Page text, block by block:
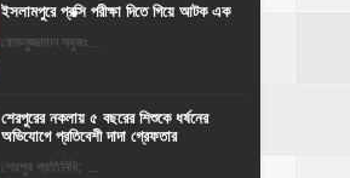
ইসলামপুরে প্রক্সি পরীক্ষা দিতে গিয়ে আটক এক
রোকনুজ্জামান সবুজঃ ...
শেরপুরের নকলায় ৫ বছরের শিশুকে ধর্ষনের
অভিযোগে প্রতিবেশী দাদা গ্রেফতার
শেরপুর প্রতিনিধি: ...